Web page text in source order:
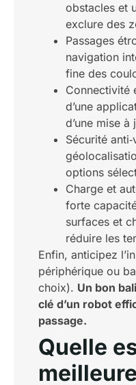
obstacles et
exclure des
Passages
navigation
fine des
Connectivité
d’une
d’une mise
Sécurité
options
Charge et
forte
surfaces et
réduire les
Enfin, anticipez
périphérique ou
choix). Un bon
clé d’un robot
passage.
Quelle